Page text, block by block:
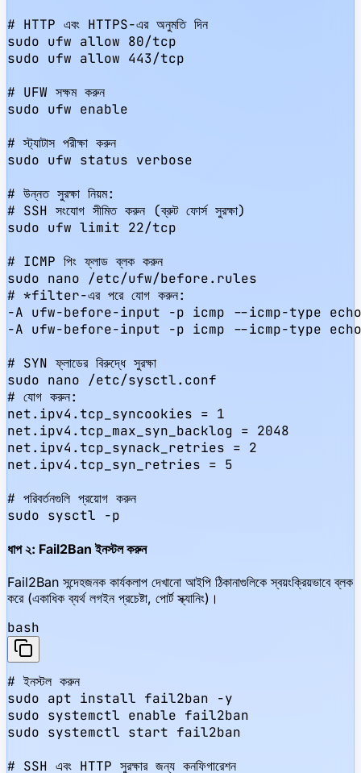
# HTTP এবং HTTPS-এর অনুমতি দিন
sudo ufw allow 80/tcp
sudo ufw allow 443/tcp
# UFW সক্ষম করুন
sudo ufw enable
# স্ট্যাটাস পরীক্ষা করুন
sudo ufw status verbose
# উন্নত সুরক্ষা নিয়ম:
# SSH সংযোগ সীমিত করুন (ব্রুট ফোর্স সুরক্ষা)
sudo ufw limit 22/tcp
# ICMP পিং ফ্লাড ব্লক করুন
sudo nano /etc/ufw/before.rules
# *filter-এর পরে যোগ করুন:
-A ufw-before-input -p icmp --icmp-type
-A ufw-before-input -p icmp --icmp-type
# SYN ফ্লাডের বিরুদ্ধে সুরক্ষা
sudo nano /etc/sysctl.conf
# যোগ করুন:
net.ipv4.tcp_syncookies = 1
net.ipv4.tcp_max_syn_backlog = 2048
net.ipv4.tcp_synack_retries = 2
net.ipv4.tcp_syn_retries = 5
# পরিবর্তনগুলি প্রয়োগ করুন
sudo sysctl -p
ধাপ ২: Fail2Ban ইনস্টল করুন
Fail2Ban সন্দেহজনক কার্যকলাপ দেখানো আইপি ঠিকানাগুলিকে স্বয়ংক্রিয়ভাবে ব্লক
করে (একাধিক ব্যর্থ লগইন প্রচেষ্টা, পোর্ট স্ক্যানিং)।
bash
# ইনস্টল করুন
sudo apt install fail2ban -y
sudo systemctl enable fail2ban
sudo systemctl start fail2ban
# SSH এবং HTTP সুরক্ষার জন্য কনফিগারেশন